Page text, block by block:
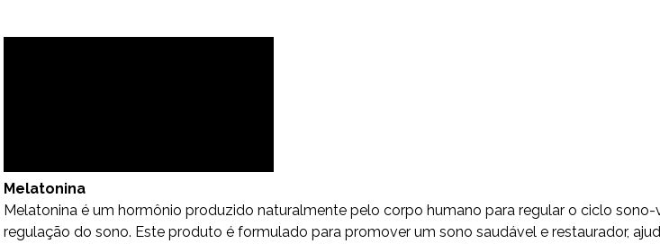
Melatonina
Melatonina é um hormônio produzido naturalmente pelo corpo humano para regular o ciclo
regulação do sono. Este produto é formulado para promover um sono saudável e restaurador,